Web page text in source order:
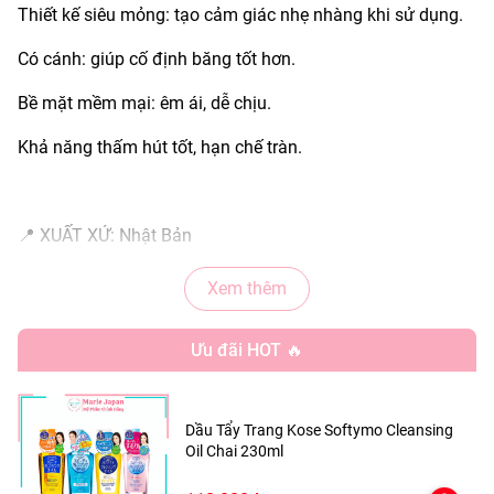
Thiết kế siêu mỏng: tạo cảm giác nhẹ nhàng khi sử dụng.
Có cánh: giúp cố định băng tốt hơn.
Bề mặt mềm mại: êm ái, dễ chịu.
Khả năng thấm hút tốt, hạn chế tràn.
📍 XUẤT XỨ: Nhật Bản
HỒNG SIÊU THẤM - 20M
Độ dày phù hợp và thấm hút vượt trội cho bạn gái luôn tự
tin ngay cả trong ngày nhiều
1. Màng dẫn thấm LOCK TECH – KHÓA ẨM 3 LẦN: Giúp
Xem thêm
Ưu đãi HOT 🔥
Dầu Tẩy Trang Kose Softymo Cleansing
Oil Chai 230ml